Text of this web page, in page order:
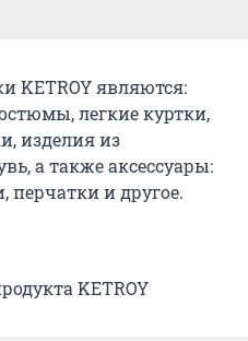
KETROY являются:
легкие куртки,
изделия из
а также аксессуары:
перчатки и другое.
KETROY